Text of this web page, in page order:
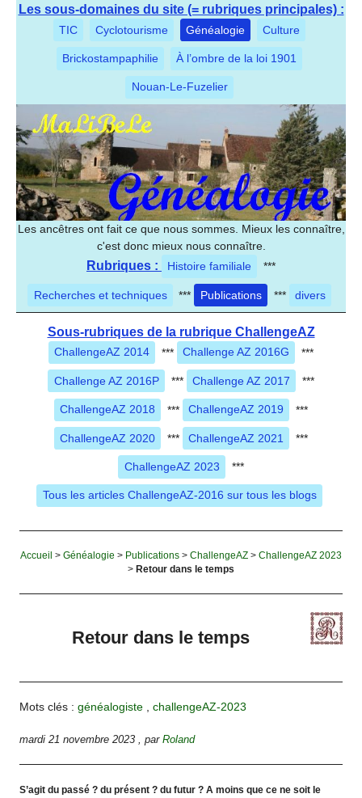
Les sous-domaines du site (= rubriques principales) :
TIC Cyclotourisme Généalogie Culture
Brickostampaphilie À l’ombre de la loi 1901
Nouan-Le-Fuzelier
Les ancêtres ont fait ce que nous sommes. Mieux les connaître,
c'est donc mieux nous connaître.
Rubriques : Histoire familiale ***
Recherches et techniques *** Publications *** divers
Sous-rubriques de la rubrique ChallengeAZ
ChallengeAZ 2014 *** Challenge AZ 2016G ***
Challenge AZ 2016P *** Challenge AZ 2017 ***
ChallengeAZ 2018 *** ChallengeAZ 2019 ***
ChallengeAZ 2020 *** ChallengeAZ 2021 ***
ChallengeAZ 2023 ***
Tous les articles ChallengeAZ-2016 sur tous les blogs
Accueil > Généalogie > Publications > ChallengeAZ > ChallengeAZ 2023
> Retour dans le temps
Retour dans le temps
Mots clés :généalogiste ,challengeAZ-2023
mardi 21 novembre 2023 ,parRoland
S’agit du passé ? du présent ? du futur ? A moins que ce ne soit le